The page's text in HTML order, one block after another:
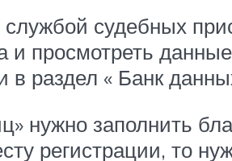
судебных
и просмотреть
в раздел « Банк
нужно заполнить
регистрации, то